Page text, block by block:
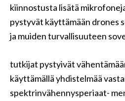
kiinnostusta lisätä
pystyvät käyttämään drones
ja muiden turvallisuuteen
tutkijat pystyivät
käyttämällä yhdistelmää
spektrinvähennysperiaat-